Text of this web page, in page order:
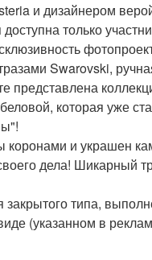
и дизайнером
только
Swarovski,
которая уже
коронами и украшен
дела! Шикарный
типа,
(указанном в